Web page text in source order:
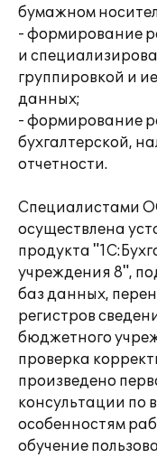
бумажном
- формирование
и
группировкой и
данных;
- формирование
бухгалтерской,
отчетности.
Специалистами
осуществлена
продукта
учреждения 8",
баз данных,
регистров
бюджетного
проверка
произведено
консультации по
особенностям
обучение